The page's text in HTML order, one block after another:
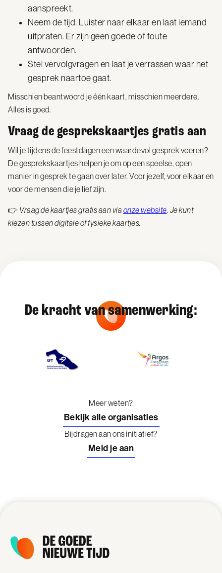
aanspreekt.
Neem de tijd. Luister naar elkaar en laat iemand
uitpraten. Er zijn geen goede of foute
antwoorden.
Stel vervolgvragen en laat je verrassen waar het
gesprek naartoe gaat.
Misschien beantwoord je één kaart, misschien meerdere.
Alles is goed.
Vraag de gesprekskaartjes gratis aan
Wil je tijdens de feestdagen een waardevol gesprek voeren?
De gesprekskaartjes helpen je om op een speelse, open
manier in gesprek te gaan over later. Voor jezelf, voor elkaar en
voor de mensen die je lief zijn.
👉 Vraag de kaartjes gratis aan via onze website. Je kunt
kiezen tussen digitale of fysieke kaartjes.
De kracht van samenwerking:
Meer weten?
Bekijk alle organisaties
Bijdragen aan ons initiatief?
Meld je aan